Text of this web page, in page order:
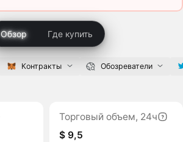
Обзор Где купить
Контракты Обозреватели
Торговый объем, 24ч
$ 9,5